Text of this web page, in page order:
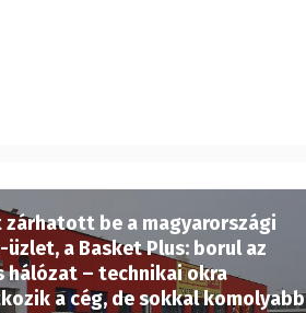
zárhatott be a magyarországi
üzlet, a Basket Plus: borul az
hálózat – technikai okra
a cég, de sokkal komolyabb